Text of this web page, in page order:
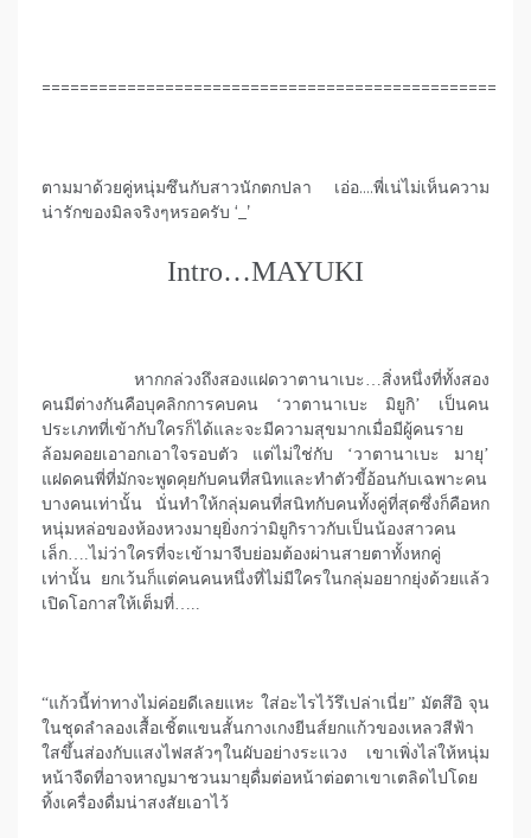
================================================
ตามมาด้วยคู่หนุ่มซึนกับสาวนักตกปลา เอ่อ….พี่เน่ไม่เห็นความ
น่ารักของมิลจริงๆหรอครับ ‘_’
Intro…MAYUKI
หากกล่วงถึงสองแฝดวาตานาเบะ…สิ่งหนึ่งที่ทั้งสอง
คนมีต่างกันคือบุคลิกการคบคน ‘วาตานาเบะ มิยูกิ’ เป็นคน
ประเภทที่เข้ากับใครก็ได้และจะมีความสุขมากเมื่อมีผู้คนราย
ล้อมคอยเอาอกเอาใจรอบตัว แต่ไม่ใช่กับ ‘วาตานาเบะ มายุ’
แฝดคนพี่ที่มักจะพูดคุยกับคนที่สนิทและทำตัวขี้อ้อนกับเฉพาะคน
บางคนเท่านั้น นั่นทำให้กลุ่มคนที่สนิทกับคนทั้งคู่ที่สุดซึ่งก็คือหก
หนุ่มหล่อของห้องหวงมายุยิ่งกว่ามิยูกิราวกับเป็นน้องสาวคน
เล็ก….ไม่ว่าใครที่จะเข้ามาจีบย่อมต้องผ่านสายตาทั้งหกคู่
เท่านั้น ยกเว้นก็แต่คนคนหนึ่งที่ไม่มีใครในกลุ่มอยากยุ่งด้วยแล้ว
เปิดโอกาสให้เต็มที่…..
“แก้วนี้ท่าทางไม่ค่อยดีเลยแหะ ใส่อะไรไว้รึเปล่าเนี่ย” มัตสึอิ จุน
ในชุดลำลองเสื้อเชิ้ตแขนสั้นกางเกงยีนส์ยกแก้วของเหลวสีฟ้า
ใสขึ้นส่องกับแสงไฟสลัวๆในผับอย่างระแวง เขาเพิ่งไล่ให้หนุ่ม
หน้าจืดที่อาจหาญมาชวนมายุดื่มต่อหน้าต่อตาเขาเตลิดไปโดย
ทิ้งเครื่องดื่มน่าสงสัยเอาไว้